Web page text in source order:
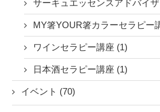
サーキュエッセンスアドバイ
MY箸YOUR箸カラーセラピー
ワインセラピー講座 (1)
日本酒セラピー講座 (1)
イベント (70)